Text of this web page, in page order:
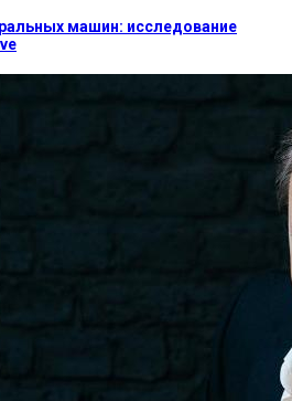
машин: исследование